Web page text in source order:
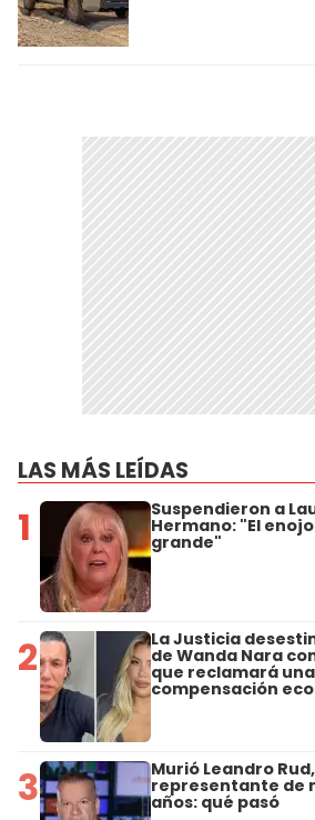
LAS MÁS LEÍDAS
1 Suspendieron a
Hermano: "El
grande"
2 La Justicia
de Wanda Nara
que reclamará
compensación
3 Murió Leandro
representante de
años: qué pasó